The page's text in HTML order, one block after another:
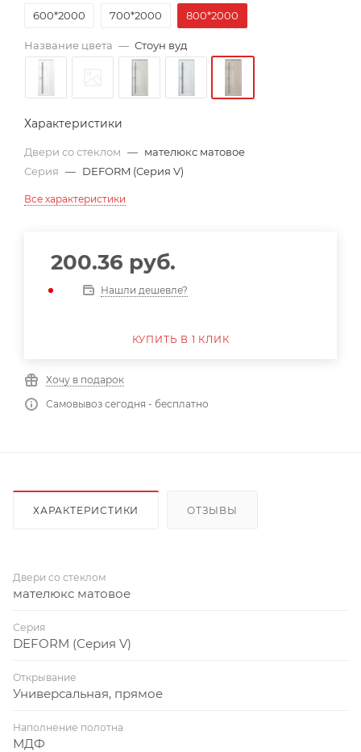
600*2000
700*2000 800*2000
Название цвета — Стоун вуд
Характеристики
Двери со стеклом — мателюкс матовое
Серия — DEFORM (Серия V)
Все характеристики
200.36 руб.
Нашли дешевле?
КУПИТЬ В 1 КЛИК
Хочу в подарок
Самовывоз сегодня - бесплатно
ХАРАКТЕРИСТИКИ ОТЗЫВЫ
Двери со стеклом
мателюкс матовое
Серия
DEFORM (Серия V)
Открывание
Универсальная, прямое
Наполнение полотна
МДФ